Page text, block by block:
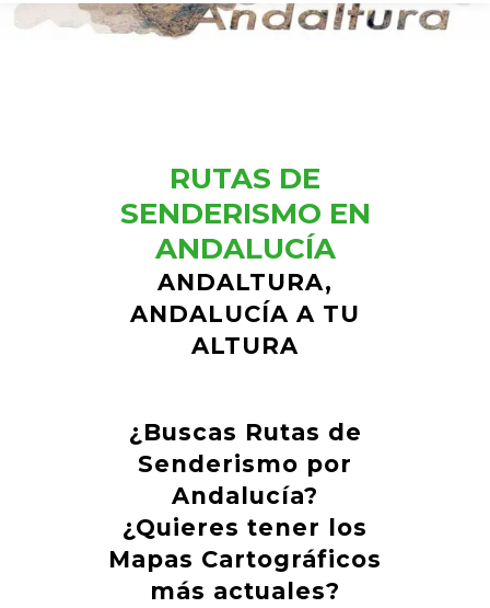
RUTAS DE
SENDERISMO EN
ANDALUCÍA
ANDALTURA,
ANDALUCÍA A TU
ALTURA
¿Buscas Rutas de
Senderismo por
Andalucía?
¿Quieres tener los
Mapas Cartográficos
más actuales?